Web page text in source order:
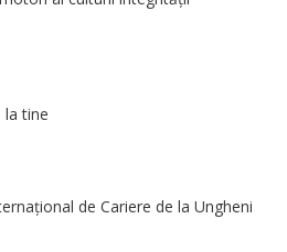
la tine
de Cariere de la Ungheni